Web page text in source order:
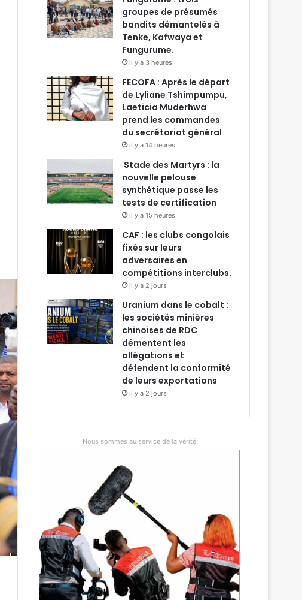
groupes de présumés
bandits démantelés à
Tenke, Kafwaya et
Fungurume.
il y a 3 heures
FECOFA : Après le départ
de Lyliane Tshimpumpu,
Laeticia Muderhwa
prend les commandes
du secrétariat général
il y a 14 heures
Stade des Martyrs : la
nouvelle pelouse
synthétique passe les
tests de certification
il y a 15 heures
CAF : les clubs congolais
fixés sur leurs
adversaires en
compétitions interclubs.
il y a 2 jours
Uranium dans le cobalt :
les sociétés minières
chinoises de RDC
démentent les
allégations et
défendent la conformité
de leurs exportations
il y a 2 jours
Nous sommes au service de la vérité